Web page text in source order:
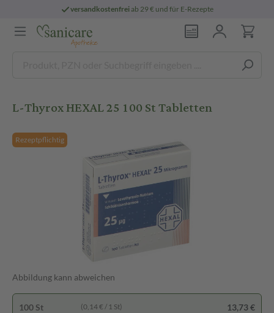
versandkostenfreiab 29 € und für E-Rezepte
L-Thyrox HEXAL 25 100 St Tabletten
Rezeptpflichtig
Abbildung kann abweichen
100 St (0,14 € / 1 St) 13,73 €